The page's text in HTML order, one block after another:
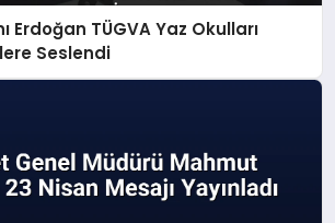
Erdoğan TÜGVA Yaz Okulları
Seslendi